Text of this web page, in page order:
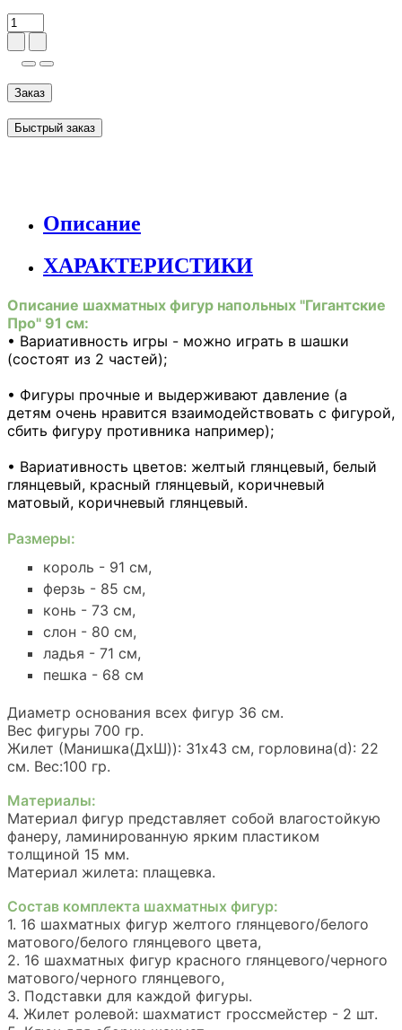
Заказ
Быстрый заказ
Описание
ХАРАКТЕРИСТИКИ
Описание шахматных фигур напольных "Гигантские
Про" 91 см:
• Вариативность игры - можно играть в шашки
(состоят из 2 частей);
• Фигуры прочные и выдерживают давление (а
детям очень нравится взаимодействовать с фигурой,
сбить фигуру противника например);
• Вариативность цветов: желтый глянцевый, белый
глянцевый, красный глянцевый, коричневый
матовый, коричневый глянцевый.
Размеры:
король - 91 см,
ферзь - 85 см,
конь - 73 см,
слон - 80 см,
ладья - 71 см,
пешка - 68 см
Диаметр основания всех фигур 36 см.
Вес фигуры 700 гр.
Жилет (Манишка(ДхШ)): 31х43 см, горловина(d): 22
см. Вес:100 гр.
Материалы:
Материал фигур представляет собой влагостойкую
фанеру, ламинированную ярким пластиком
толщиной 15 мм.
Материал жилета: плащевка.
Состав комплекта шахматных фигур:
1. 16 шахматных фигур желтого глянцевого/белого
матового/белого глянцевого цвета,
2. 16 шахматных фигур красного глянцевого/черного
матового/черного глянцевого,
3. Подставки для каждой фигуры.
4. Жилет ролевой: шахматист гроссмейстер - 2 шт.